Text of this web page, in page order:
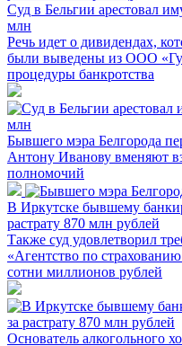
Суд в Бельгии арестовал
млн
Речь идет о дивидендах,
были выведены из ООО
процедуры банкротства
Бывшего мэра Белгорода
Антону Иванову вменяют
полномочий
В Иркутске бывшему
растрату 870 млн рублей
Также суд удовлетворил
«Агентство по
сотни миллионов рублей
Основатель алкогольного